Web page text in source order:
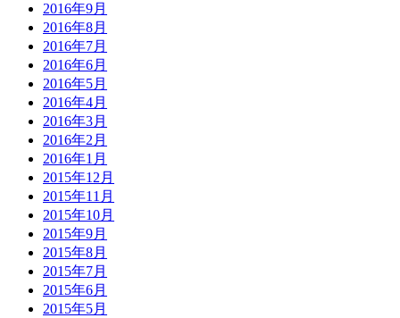
2016年9月
2016年8月
2016年7月
2016年6月
2016年5月
2016年4月
2016年3月
2016年2月
2016年1月
2015年12月
2015年11月
2015年10月
2015年9月
2015年8月
2015年7月
2015年6月
2015年5月